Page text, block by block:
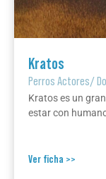
Kratos
Perros Actores/
Kratos es un
estar con
Ver ficha >>